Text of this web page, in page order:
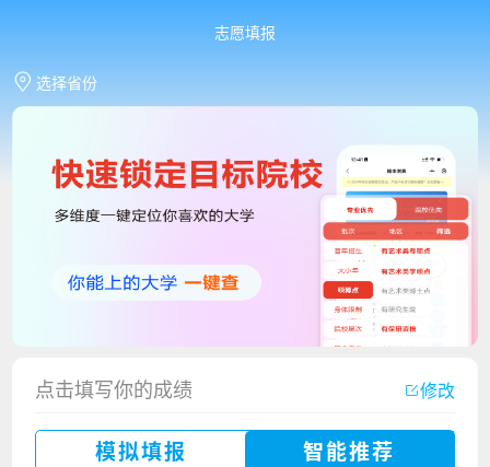
志愿填报
选择省份
点击填写你的成绩 修改
模拟填报 智能推荐
厦门大学嘉庚学院2023年艺术类招生简章